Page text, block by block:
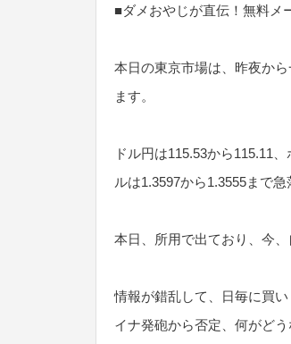
■ダメおやじが直伝！無料
本日の東京市場は、昨夜か
ます。
ドル円は115.53から115.11
ルは1.3597から1.3555まで急
本日、所用で出ており、今
情報が錯乱して、日毎に買
イナ発砲から否定、何がど